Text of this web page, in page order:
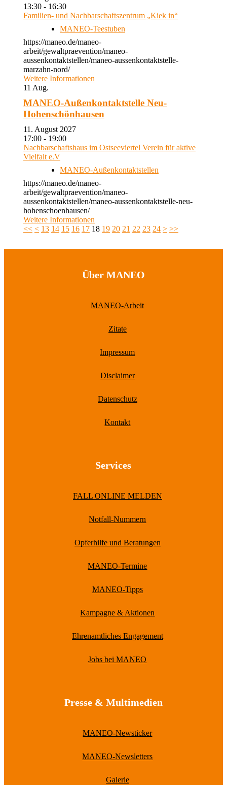
13:30 - 16:30
Familien- und Nachbarschaftszentrum „Kiek in“
MANEO-Teestuben
https://maneo.de/maneo-
arbeit/gewaltpraevention/maneo-
aussenkontaktstellen/maneo-aussenkontaktstelle-
marzahn-nord/
Weitere Informationen
11 Aug.
MANEO-Außenkontaktstelle Neu-
Hohenschönhausen
11. August 2027
17:00 - 19:00
Nachbarschaftshaus im Ostseeviertel Verein für aktive
Vielfalt e.V
MANEO-Außenkontaktstellen
https://maneo.de/maneo-
arbeit/gewaltpraevention/maneo-
aussenkontaktstellen/maneo-aussenkontaktstelle-neu-
hohenschoenhausen/
Weitere Informationen
<< < 13 14 15 16 17 18 19 20 21 22 23 24 > >>
Über MANEO
MANEO-Arbeit
Zitate
Impressum
Disclaimer
Datenschutz
Kontakt
Services
FALL ONLINE MELDEN
Notfall-Nummern
Opferhilfe und Beratungen
MANEO-Termine
MANEO-Tipps
Kampagne & Aktionen
Ehrenamtliches Engagement
Jobs bei MANEO
Presse & Multimedien
MANEO-Newsticker
MANEO-Newsletters
Galerie